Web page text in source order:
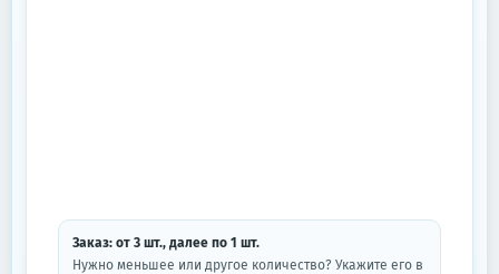
Заказ: от 3 шт., далее по 1 шт.
Нужно меньшее или другое количество? Укажите его в